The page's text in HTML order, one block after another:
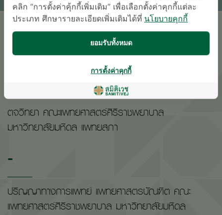
การศึกษา
ตจวิทยา คณะแพทยศาสตร์ศิริราชพยาบาล
มหาวิทยาลัยมหิดล แพทยสภา
-
ปริญญาทางการแพทย์ แพทยศาสตรบัณฑิต คณะ
แพทยศาสตร์ศิริราชพยาบาล มหาวิทยาลัยมหิดล
คลิก “การตั้งค่าคุ้กกี้เพิ่มเติม” เพื่อเลือกตั้งค่าคุกกี้แต่ละ
ประเภท ศึกษารายละเอียดเพิ่มเติมได้ที่ นโยบายคุกกี้
ยอมรับทั้งหมด
การตั้งค่าคุกกี้